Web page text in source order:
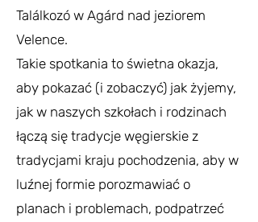
Találkozó w Agárd nad jeziorem
Velence.
Takie spotkania to świetna okazja,
aby pokazać (i zobaczyć) jak żyjemy,
jak w naszych szkołach i rodzinach
łączą się tradycje węgierskie z
tradycjami kraju pochodzenia, aby w
luźnej formie porozmawiać o
planach i problemach, podpatrzeć